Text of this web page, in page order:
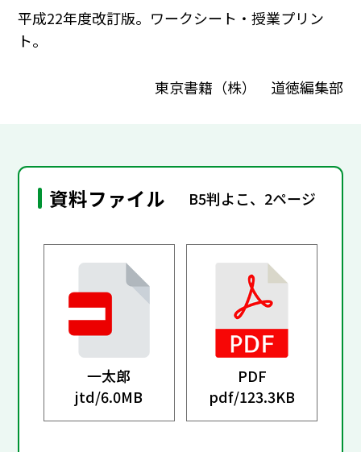
平成22年度改訂版。ワークシート・授業プリン
ト。
東京書籍（株） 道徳編集部
資料ファイル B5判よこ、2ページ
一太郎
jtd/6.0MB
PDF
pdf/123.3KB